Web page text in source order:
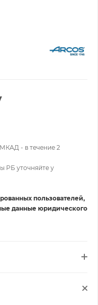
- в течение 2
РБ уточняйте у
пользователей,
данные юридического